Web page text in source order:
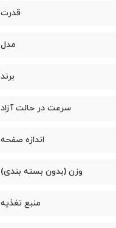
قدرت
مدل
برند
سرعت در حالت آزاد
اندازه صفحه
وزن (بدون بسته بندی)
منبع تغذیه